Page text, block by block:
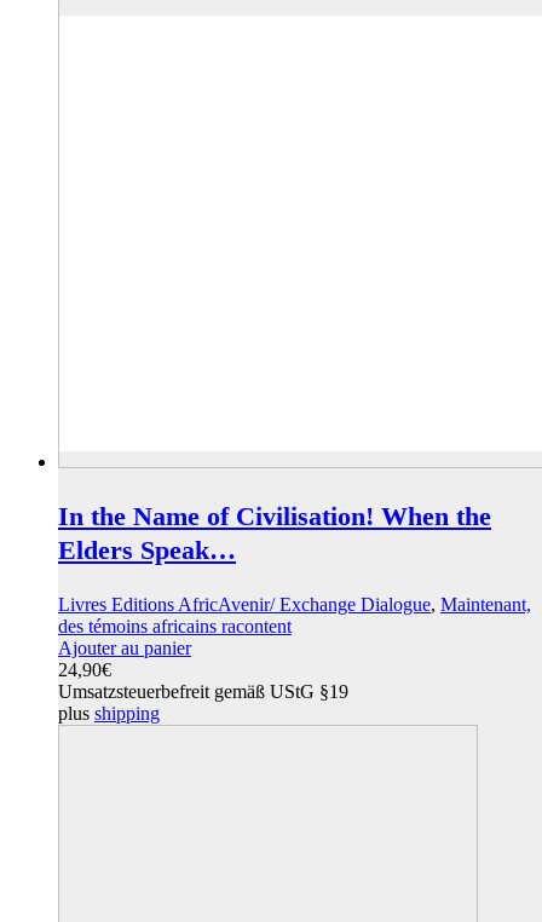
In the Name of Civilisation! When the
Elders Speak…
Livres Editions AfricAvenir/ Exchange Dialogue, Maintenant,
des témoins africains racontent
Ajouter au panier
24,90€
Umsatzsteuerbefreit gemäß UStG §19
plus shipping